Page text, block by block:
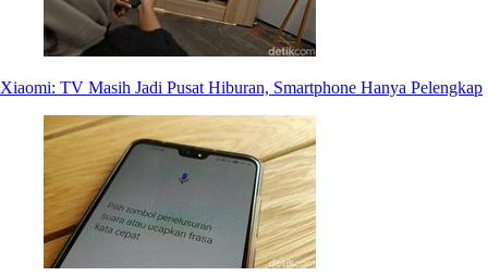
Xiaomi: TV Masih Jadi Pusat Hiburan, Smartphone Hanya Pelengkap